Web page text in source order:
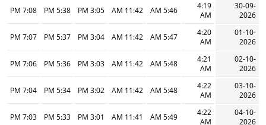
30-09-
2026
4:19
AM
5:46 AM
11:42 AM
3:05 PM
5:38 PM
7:08 PM
01-10-
2026
4:20
AM
5:47 AM
11:42 AM
3:04 PM
5:37 PM
7:07 PM
02-10-
2026
4:21
AM
5:48 AM
11:42 AM
3:03 PM
5:36 PM
7:06 PM
03-10-
2026
4:22
AM
5:48 AM
11:42 AM
3:02 PM
5:34 PM
7:04 PM
04-10-
2026
4:22
AM
5:49 AM
11:41 AM
3:01 PM
5:33 PM
7:03 PM